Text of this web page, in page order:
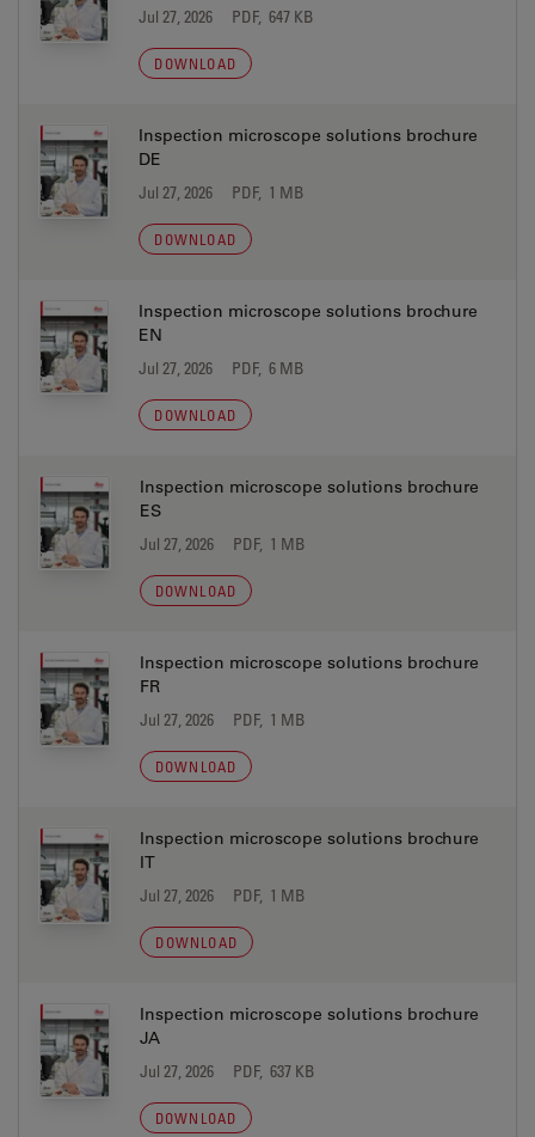
Jul 27, 2026 PDF, 647 KB
DOWNLOAD
Inspection microscope solutions brochure
DE
Jul 27, 2026 PDF, 1 MB
DOWNLOAD
Inspection microscope solutions brochure
EN
Jul 27, 2026 PDF, 6 MB
DOWNLOAD
Inspection microscope solutions brochure
ES
Jul 27, 2026 PDF, 1 MB
DOWNLOAD
Inspection microscope solutions brochure
FR
Jul 27, 2026 PDF, 1 MB
DOWNLOAD
Inspection microscope solutions brochure
IT
Jul 27, 2026 PDF, 1 MB
DOWNLOAD
Inspection microscope solutions brochure
JA
Jul 27, 2026 PDF, 637 KB
DOWNLOAD